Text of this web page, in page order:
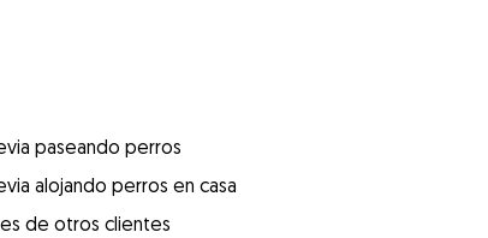
paseando perros
alojando perros en casa
de otros clientes